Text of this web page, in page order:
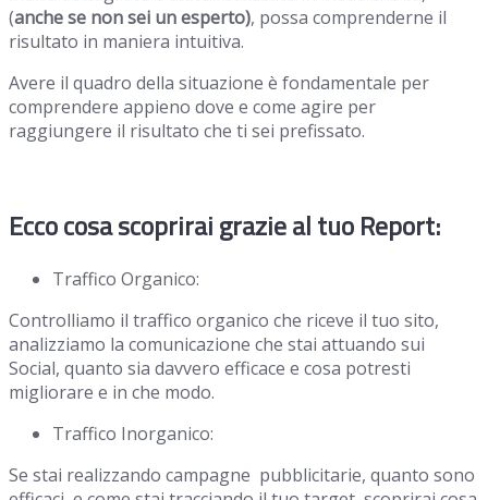
(anche se non sei un esperto), possa comprenderne il
risultato in maniera intuitiva.
Avere il quadro della situazione è fondamentale per
comprendere appieno dove e come agire per
raggiungere il risultato che ti sei prefissato.
Ecco cosa scoprirai grazie al tuo Report:
Traffico Organico:
Controlliamo il traffico organico che riceve il tuo sito,
analizziamo la comunicazione che stai attuando sui
Social, quanto sia davvero efficace e cosa potresti
migliorare e in che modo.
Traffico Inorganico:
Se stai realizzando campagne pubblicitarie, quanto sono